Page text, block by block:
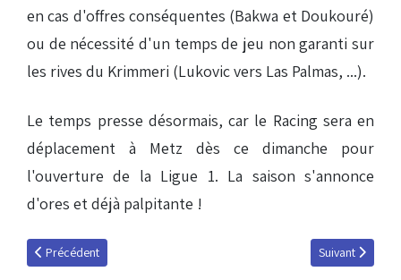
en cas d'offres conséquentes (Bakwa et Doukouré)
ou de nécessité d'un temps de jeu non garanti sur
les rives du Krimmeri (Lukovic vers Las Palmas, ...).
Le temps presse désormais, car le Racing sera en
déplacement à Metz dès ce dimanche pour
l'ouverture de la Ligue 1. La saison s'annonce
d'ores et déjà palpitante !
Article précédent : Hvem er du, Brøndby?
Précédent Article suivant :
Suivant